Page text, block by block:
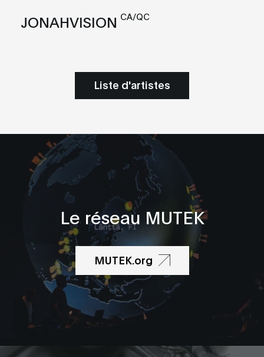
JONAHVISION CA/QC
Liste d'artistes
Le réseau MUTEK
MUTEK.org